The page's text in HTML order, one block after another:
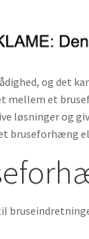
og det
et
løsninger og
bruseforhæng